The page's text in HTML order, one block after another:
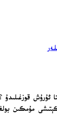
ئۇرۇش قوزغىلىدۇ
مۇمكىن